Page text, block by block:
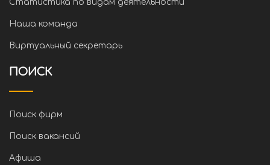
Статистика по видам деятельности
Наша команда
Виртуальный секретарь
ПОИСК
Поиск фирм
Поиск вакансий
Афиша